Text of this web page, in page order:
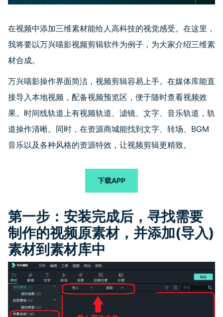
在视频中添加三维素材能给人高科技的视觉感受。在这里，
我将要以万兴喵影视频剪辑软件为例子，为大家介绍三维素
材合成。
万兴喵影操作界面简洁，视频剪辑容易上手。在媒体库能直
接导入本地视频，配备视频预览区，便于随时查看视频效
果。时间线轨道上有视频轨道、滤镜、文字、音乐轨道，轨
道操作清晰。 同时，在资源商城能找到文字、转场、BGM
音乐以及各种风格的资源特效，让视频剪辑更精致。
下载APP
第一步：安装完成后，寻找需要
制作的视频原素材，并添加(导入)
素材到素材库中